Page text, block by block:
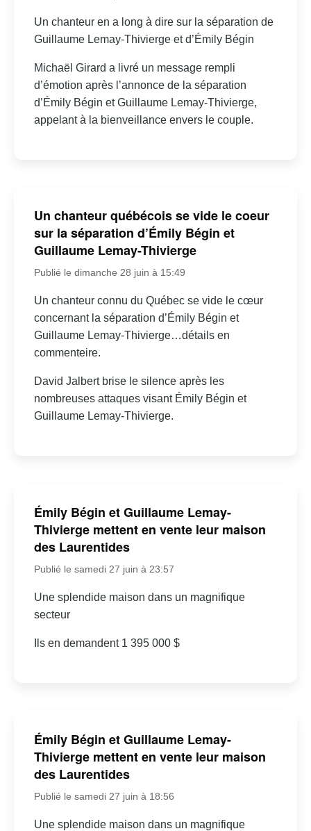
Un chanteur en a long à dire sur la séparation de
Guillaume Lemay-Thivierge et d’Émily Bégin
Michaël Girard a livré un message rempli
d’émotion après l’annonce de la séparation
d’Émily Bégin et Guillaume Lemay-Thivierge,
appelant à la bienveillance envers le couple.
Un chanteur québécois se vide le coeur
sur la séparation d’Émily Bégin et
Guillaume Lemay-Thivierge
Publié le dimanche 28 juin à 15:49
Un chanteur connu du Québec se vide le cœur
concernant la séparation d’Émily Bégin et
Guillaume Lemay-Thivierge…détails en
commenteire.
David Jalbert brise le silence après les
nombreuses attaques visant Émily Bégin et
Guillaume Lemay-Thivierge.
Émily Bégin et Guillaume Lemay-
Thivierge mettent en vente leur maison
des Laurentides
Publié le samedi 27 juin à 23:57
Une splendide maison dans un magnifique
secteur
Ils en demandent 1 395 000 $
Émily Bégin et Guillaume Lemay-
Thivierge mettent en vente leur maison
des Laurentides
Publié le samedi 27 juin à 18:56
Une splendide maison dans un magnifique